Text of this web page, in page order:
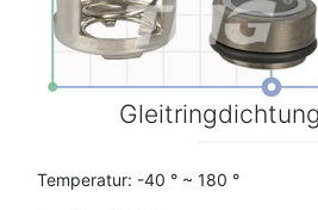
Temperatur: -40 ° ~ 180 °